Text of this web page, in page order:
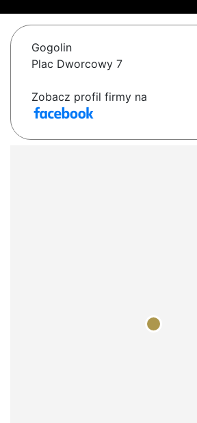
Gogolin
Plac Dworcowy 7
Zobacz profil firmy na